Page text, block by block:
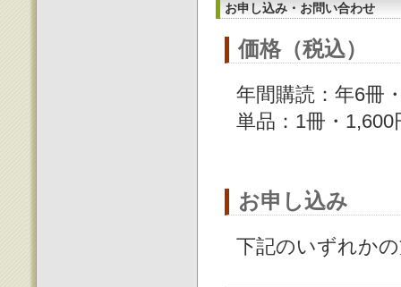
お申し込み・お問い合わせ
価格（税込）
年間購読：年6冊
単品：1冊・1,600
お申し込み
下記のいずれか